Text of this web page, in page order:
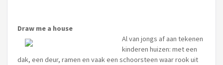
Draw me a house
Al van jongs af aan tekenen
kinderen huizen: met een
dak, een deur, ramen en vaak een schoorsteen waar rook uit